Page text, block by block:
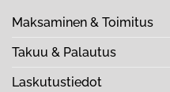
Maksaminen & Toimitus
Takuu & Palautus
Laskutustiedot